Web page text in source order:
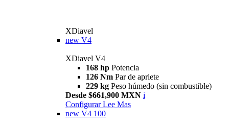
XDiavel
new V4
XDiavel V4
168 hp Potencia
126 Nm Par de apriete
229 kg Peso húmedo (sin combustible)
Desde $661,900 MXN i
Configurar Lee Mas
new V4 100